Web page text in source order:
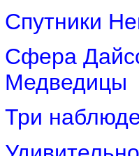
Спутники
Сфера
Медведицы
Три